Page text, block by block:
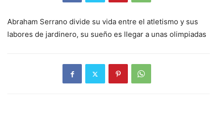
Abraham Serrano divide su vida entre el atletismo y sus
labores de jardinero, su sueño es llegar a unas olimpiadas